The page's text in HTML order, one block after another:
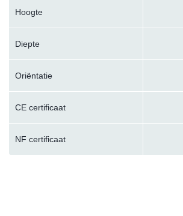
Hoogte
Diepte
Oriëntatie
CE certificaat
NF certificaat